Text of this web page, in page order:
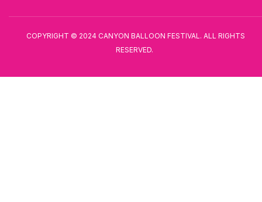
COPYRIGHT © 2024 CANYON BALLOON FESTIVAL. ALL RIGHTS
RESERVED.